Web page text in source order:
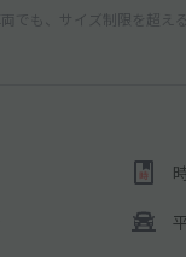
でも、サイズ制限を超え